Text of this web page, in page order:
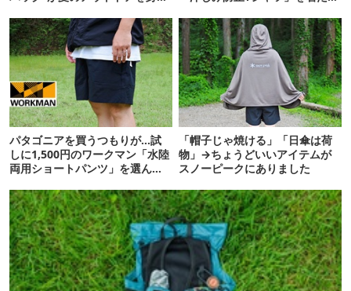
パタゴニアを買うつもりが…試
しに1,500円のワークマン「水陸
両用ショートパンツ」を選んだ
「帽子じゃ焼ける」「日傘は荷
物」→ちょうどいいアイテムが
スノーピークにありました